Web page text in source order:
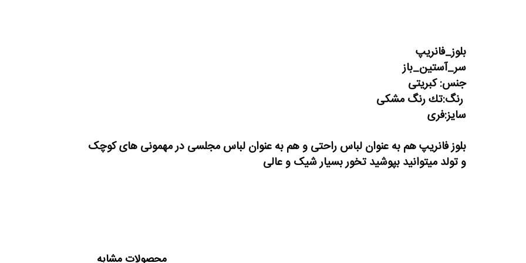
بلوز_فانریپ
سر_آستين_باز
جنس: کبریتی
رنگ:تك رنگ مشکی
سایز:فری
بلوز فانریپ هم به عنوان لباس راحتی و هم به عنوان لباس مجلسی در مهمونی های کوچک
و تولد میتوانید بپوشید تخور بسیار شیک و عالی